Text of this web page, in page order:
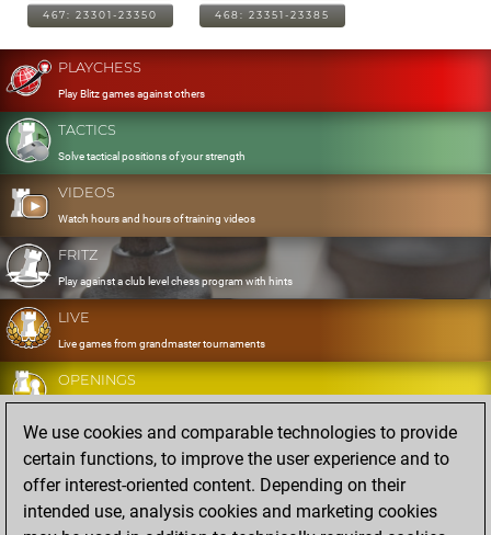
467: 23301-23350 468: 23351-23385
PLAYCHESS
Play Blitz games against others
TACTICS
Solve tactical positions of your strength
VIDEOS
Watch hours and hours of training videos
FRITZ
Play against a club level chess program with hints
LIVE
Live games from grandmaster tournaments
OPENINGS
Develop and exercise your openings
DATABASE
Eight million strong games
MYGAMES
Store and analyse your own games in the cloud
We use cookies and comparable technologies to provide
certain functions, to improve the user experience and to
offer interest-oriented content. Depending on their
intended use, analysis cookies and marketing cookies